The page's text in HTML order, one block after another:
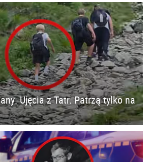
Ujęcia z Tatr. Patrzą tylko na